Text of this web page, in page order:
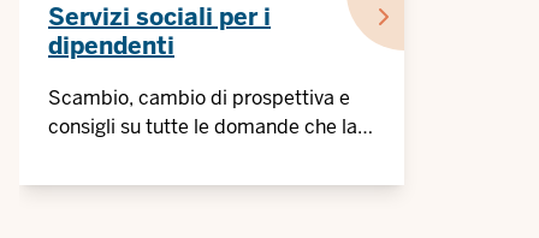
Servizi sociali per i
dipendenti
Scambio, cambio di prospettiva e
consigli su tutte le domande che la